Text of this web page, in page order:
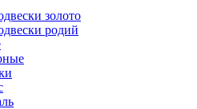
золото
родий